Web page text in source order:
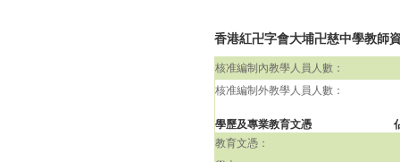
香港紅卍字會大埔卍慈中學教師
核准編制內教學人員人數：
核准編制外教學人員人數：
學歷及專業教育文憑
教育文憑：